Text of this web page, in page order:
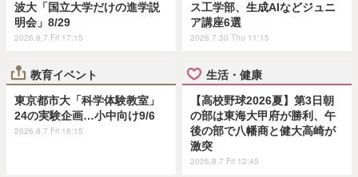
波大「国立大学だけの進学説
明会」8/29
2026.8.7 Fri 17:15
ス工学部、生成AIなどジュニ
ア講座6選
2026.7.30 Thu 11:15
教育イベント
東京都市大「科学体験教室」
24の実験企画…小中向け9/6
2026.8.7 Fri 18:15
生活・健康
【高校野球2026夏】第3日朝
の部は東海大甲府が勝利、午
後の部で八幡商と健大高崎が
激突
2026.8.7 Fri 12:45